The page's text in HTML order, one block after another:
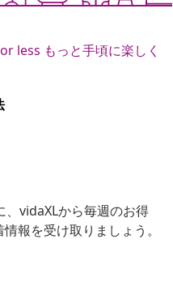
less もっと手頃に楽しく
vidaXLから毎週のお得
報を受け取りましょう。